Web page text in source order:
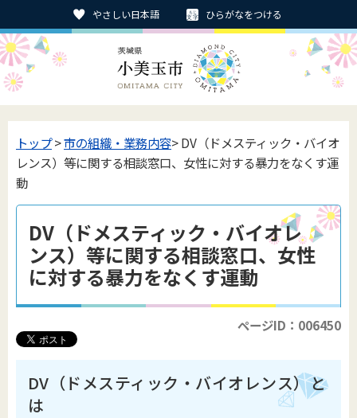
やさしい日本語 ひらがなをつける
トップ>市の組織・業務内容> DV（ドメスティック・バイオ
レンス）等に関する相談窓口、女性に対する暴力をなくす運
動
DV（ドメスティック・バイオレ
ンス）等に関する相談窓口、女性
に対する暴力をなくす運動
ページID：006450
DV（ドメスティック・バイオレンス）と
は